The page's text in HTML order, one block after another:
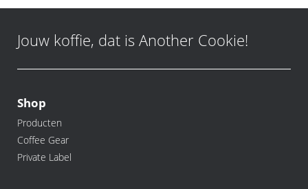
Jouw koffie, dat is Another Cookie!
Shop
Producten
Coffee Gear
Private Label